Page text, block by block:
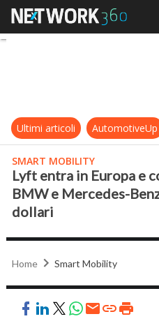
Lyft
Ultimi articoli AutomotiveUp
SMART MOBILITY
Lyft entra in Europa e
BMW e Mercedes-
dollari
Home Smart Mobility